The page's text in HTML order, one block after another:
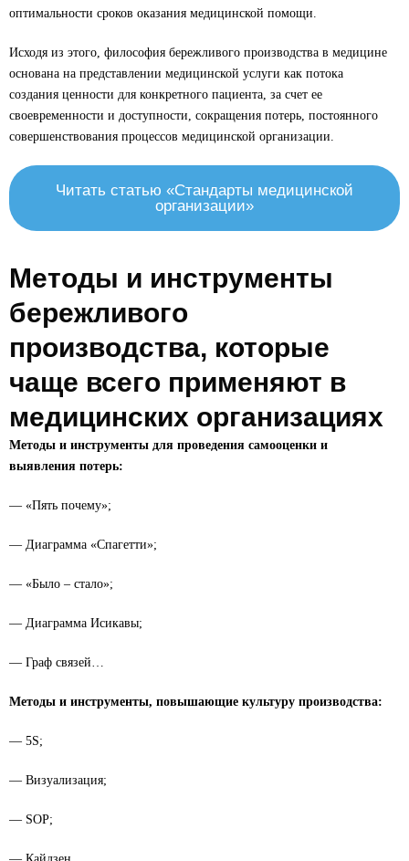
оптимальности сроков оказания медицинской помощи.
Исходя из этого, философия бережливого производства в медицине
основана на представлении медицинской услуги как потока
создания ценности для конкретного пациента, за счет ее
своевременности и доступности, сокращения потерь, постоянного
совершенствования процессов медицинской организации.
Читать статью «Стандарты медицинской
организации»
Методы и инструменты
бережливого
производства, которые
чаще всего применяют в
медицинских организациях
Методы и инструменты для проведения самооценки и
выявления потерь:
— «Пять почему»;
— Диаграмма «Спагетти»;
— «Было – стало»;
— Диаграмма Исикавы;
— Граф связей…
Методы и инструменты, повышающие культуру производства:
— 5S;
— Визуализация;
— SOP;